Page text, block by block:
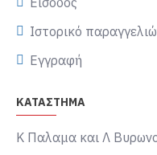
Ιστορικό
Εγγραφή
ΚΑΤΑΣΤΗΜΑ
Κ Παλαμα και Λ